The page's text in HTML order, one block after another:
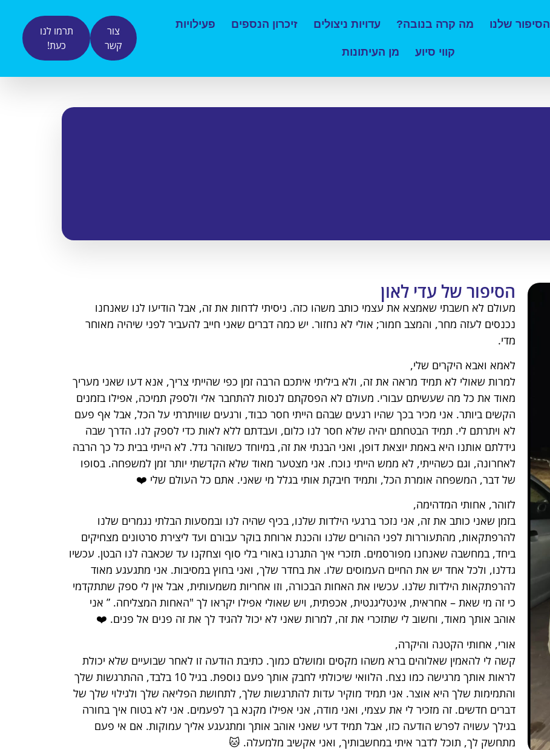
הסיפור שלנו מה קרה בנובה? עדויות ניצולים זיכרון הנספים פעילויות
קווי סיוע מן העיתונות
צור
קשר
תרמו לנו
כעת!
הסיפור של עדי לאון
מעולם לא חשבתי שאמצא את עצמי כותב משהו כזה. ניסיתי לדחות את זה, אבל הודיעו לנו שאנחנו
נכנסים לעזה מחר, והמצב חמור; אולי לא נחזור. יש כמה דברים שאני חייב להעביר לפני שיהיה מאוחר
מדי.
לאמא ואבא היקרים שלי,
למרות שאולי לא תמיד מראה את זה, ולא ביליתי איתכם הרבה זמן כפי שהייתי צריך, אנא דעו שאני מעריך
מאוד את כל מה שעשיתם עבורי. מעולם לא הפסקתם לנסות להתחבר אלי ולספק תמיכה, אפילו בזמנים
הקשים ביותר. אני מכיר בכך שהיו רגעים שבהם הייתי חסר כבוד, ורגעים שוויתרתי על הכל, אבל אף פעם
לא ויתרתם לי. תמיד הבטחתם יהיה שלא חסר לנו כלום, ועבדתם ללא לאות כדי לספק לנו. הדרך שבה
גידלתם אותנו היא באמת יוצאת דופן, ואני הבנתי את זה, במיוחד כשזוהר גדל. לא הייתי בבית כל כך הרבה
לאחרונה, וגם כשהייתי, לא ממש הייתי נוכח. אני מצטער מאוד שלא הקדשתי יותר זמן למשפחה. בסופו
של דבר, המשפחה אומרת הכל, ותמיד חיבקת אותי בגלל מי שאני. אתם כל העולם שלי ❤️
לזוהר, אחותי המדהימה,
בזמן שאני כותב את זה, אני נזכר ברגעי הילדות שלנו, בכיף שהיה לנו ובמסעות הבלתי נגמרים שלנו
להרפתקאות, מהתעוררות לפני ההורים שלנו והכנת ארוחת בוקר עבורם ועד ליצירת סרטונים מצחיקים
ביחד, במחשבה שאנחנו מפורסמים. תזכרי איך התגרנו באורי בלי סוף וצחקנו עד שכאבה לנו הבטן. עכשיו
גדלנו, ולכל אחד יש את החיים העמוסים שלו. את בחדר שלך, ואני בחוץ במסיבות. אני מתגעגע מאוד
להרפתקאות הילדות שלנו. עכשיו את האחות הבכורה, וזו אחריות משמעותית, אבל אין לי ספק שתתקדמי
כי זה מי שאת – אחראית, אינטליגנטית, אכפתית, ויש שאולי אפילו יקראו לך "האחות המצליחה. ” אני
אוהב אותך מאוד, וחשוב לי שתזכרי את זה, למרות שאני לא יכול להגיד לך את זה פנים אל פנים. ❤️
אורי, אחותי הקטנה והיקרה,
קשה לי להאמין שאלוהים ברא משהו מקסים ומושלם כמוך. כתיבת הודעה זו לאחר שבועיים שלא יכולת
לראות אותך מרגישה כמו נצח. הלוואי שיכולתי לחבק אותך פעם נוספת. בגיל 10 בלבד, ההתרגשות שלך
והתמימות שלך היא אוצר. אני תמיד מוקיר עדות להתרגשות שלך, לתחושת הפליאה שלך ולגילוי שלך של
דברים חדשים. זה מזכיר לי את עצמי, ואני מודה, אני אפילו מקנא בך לפעמים. אני לא בטוח איך בחורה
בגילך עשויה לפרש הודעה כזו, אבל תמיד דעי שאני אוהב אותך ומתגעגע אליך עמוקות. אם אי פעם
מתחשק לך, תוכל לדבר איתי במחשבותיך, ואני אקשיב מלמעלה. 🐱